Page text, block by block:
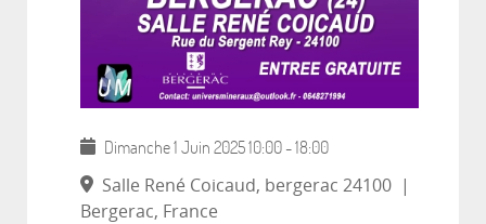
Dimanche 1 Juin 202510:00 -18:00
Salle René Coicaud, bergerac 24100
|
Bergerac, France